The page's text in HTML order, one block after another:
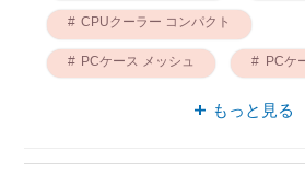
CPUクーラー コンパクト
PCケース メッシュ PCケ
もっと見る